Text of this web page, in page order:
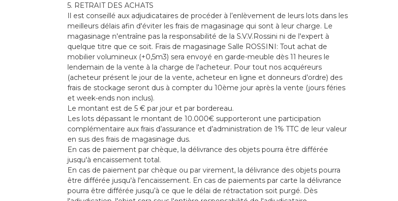
5. RETRAIT DES ACHATS
Il est conseillé aux adjudicataires de procéder à l’enlèvement de leurs lots dans les
meilleurs délais afin d'éviter les frais de magasinage qui sont à leur charge. Le
magasinage n'entraîne pas la responsabilité de la S.V.V.Rossini ni de l'expert à
quelque titre que ce soit. Frais de magasinage Salle ROSSINI: Tout achat de
mobilier volumineux (+0,5m3) sera envoyé en garde-meuble dès 11 heures le
lendemain de la vente à la charge de l'acheteur. Pour tout nos acquéreurs
(acheteur présent le jour de la vente, acheteur en ligne et donneurs d’ordre) des
frais de stockage seront dus à compter du 10ème jour après la vente (jours féries
et week-ends non inclus).
Le montant est de 5 € par jour et par bordereau.
Les lots dépassant le montant de 10.000€ supporteront une participation
complémentaire aux frais d’assurance et d’administration de 1% TTC de leur valeur
en sus des frais de magasinage dus.
En cas de paiement par chèque, la délivrance des objets pourra être différée
jusqu'à encaissement total.
En cas de paiement par chèque ou par virement, la délivrance des objets pourra
être différée jusqu'à l'encaissement. En cas de paiements par carte la délivrance
pourra être différée jusqu’à ce que le délai de rétractation soit purgé. Dès